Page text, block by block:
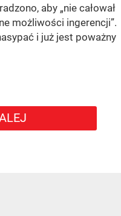
aby „nie całował
możliwości ingerencji”.
i już jest poważny